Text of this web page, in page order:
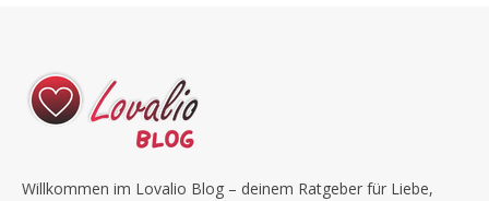
Willkommen im Lovalio Blog – deinem Ratgeber für Liebe,